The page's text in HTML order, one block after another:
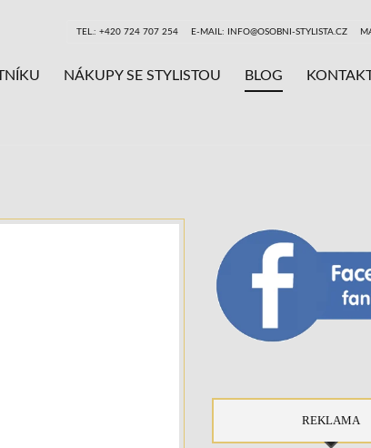
TEL.: +420 724 707 254 E-MAIL: INFO@OSOBNI-STYLISTA.CZ
NÁKUPY SE STYLISTOU BLOG
REKLAMA